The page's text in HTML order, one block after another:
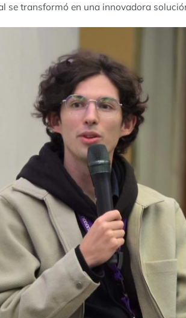
se transformó en una innovadora